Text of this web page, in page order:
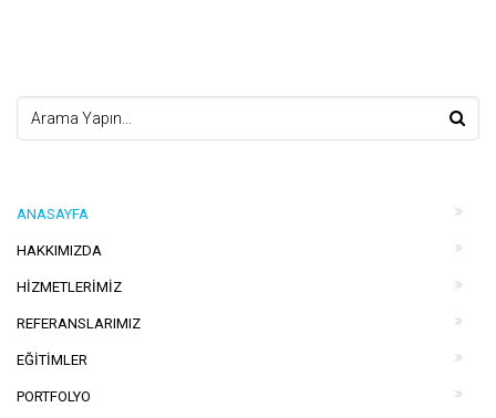
ANASAYFA
HAKKIMIZDA
HIZMETLERIMIZ
REFERANSLARIMIZ
EĞITIMLER
PORTFOLYO